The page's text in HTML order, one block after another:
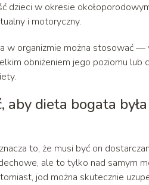
dzieci w okresie
i motoryczny.
organizmie można stosować —
obniżeniem jego poziomu lub
aby dieta bogata
to, że musi być on
ale to tylko nad samym
jod można skutecznie